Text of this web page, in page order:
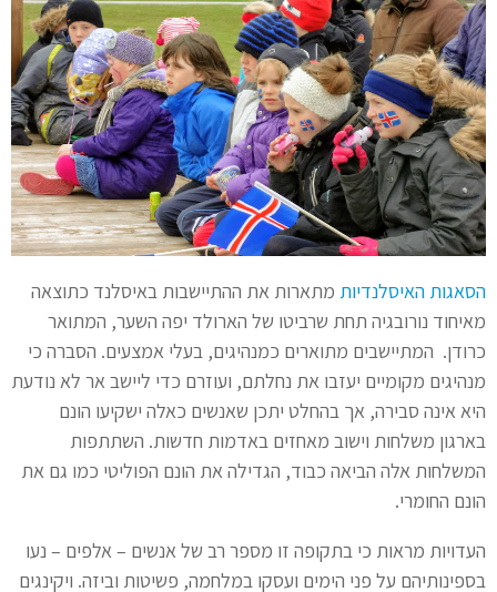
הסאגות האיסלנדיותמתארות את ההתיישבות באיסלנד כתוצאה
מאיחוד נורובגיה תחת שרביטו של הארולד יפה השער, המתואר
כרודן. המתיישבים מתוארים כמנהיגים, בעלי אמצעים. הסברה כי
מנהיגים מקומיים יעזבו את נחלתם, ועוזרם כדי ליישב אר לא נודעת
היא אינה סבירה, אך בהחלט יתכן שאנשים כאלה ישקיעו הונם
בארגון משלחות וישוב מאחזים באדמות חדשות. השתתפות
המשלחות אלה הביאה כבוד, הגדילה את הונם הפוליטי כמו גם את
הונם החומרי.
העדויות מראות כי בתקופה זו מספר רב של אנשים – אלפים – נעו
בספינותיהם על פני הימים ועסקו במלחמה, פשיטות וביזה. ויקינגים